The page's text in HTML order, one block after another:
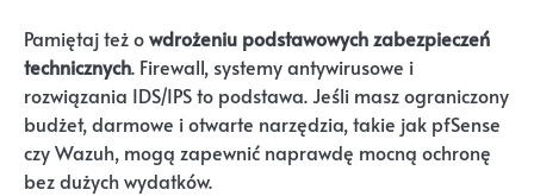
Pamiętaj też owdrożeniu podstawowych zabezpieczeń
technicznych. Firewall, systemy antywirusowe i
rozwiązania IDS/IPS to podstawa. Jeśli masz ograniczony
budżet, darmowe i otwarte narzędzia, takie jak pfSense
czy Wazuh, mogą zapewnić naprawdę mocną ochronę
bez dużych wydatków.